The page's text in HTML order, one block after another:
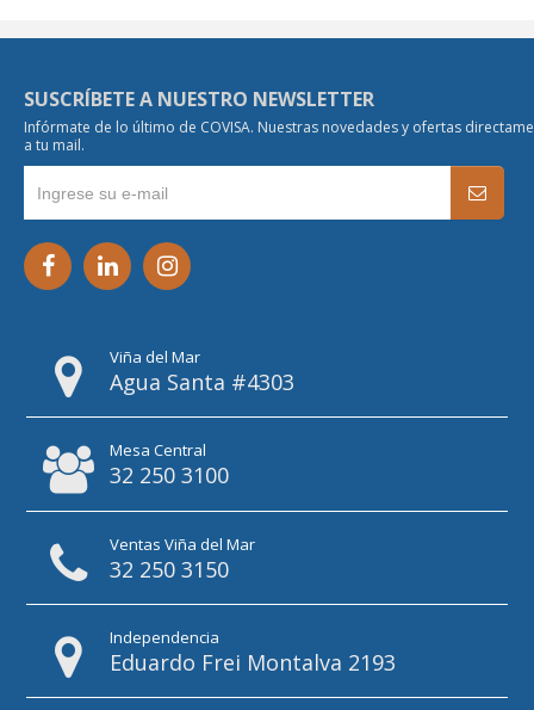
SUSCRÍBETE A NUESTRO NEWSLETTER
Infórmate de lo último de COVISA. Nuestras novedades y ofertas
a tu mail.
Viña del Mar
Agua Santa #4303
Mesa Central
32 250 3100
Ventas Viña del Mar
32 250 3150
Independencia
Eduardo Frei Montalva 2193